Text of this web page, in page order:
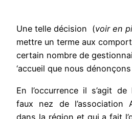
Une telle décision (voir en
mettre un terme aux
certain nombre de
‘accueil que nous
En l’occurrence il s’agit
faux nez de l’association
dans la région et qui a fait